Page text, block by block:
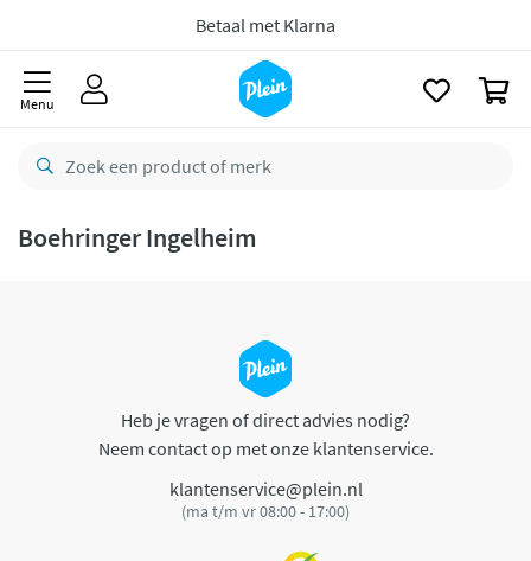
Betaal met Klarna
Menu
Boehringer Ingelheim
Heb je vragen of direct advies nodig?
Neem contact op met onze klantenservice.
klantenservice@plein.nl
(ma t/m vr 08:00 - 17:00)